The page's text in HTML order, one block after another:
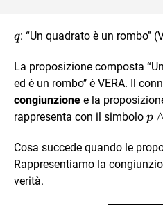
q
q: “Un quadrato è un rombo’’
La proposizione composta
ed è un rombo’’ è VERA. Il
congiunzione e la
rappresenta con il simbolo p
Cosa succede quando le
Rappresentiamo la
verità.